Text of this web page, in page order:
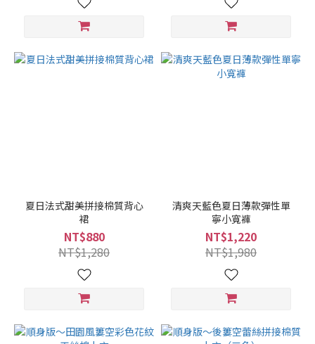
夏日法式甜美拼接棉質背心
裙
NT$880
NT$1,280
清爽天藍色夏日薄款彈性單
寧小寬褲
NT$1,220
NT$1,980